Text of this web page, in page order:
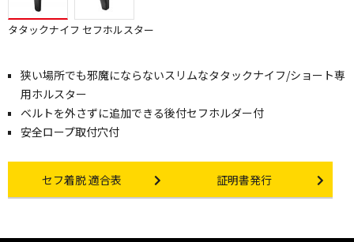
タタックナイフ セフホルスター
狭い場所でも邪魔にならないスリムなタタックナイフ/ショート専
用ホルスター
ベルトを外さずに追加できる後付セフホルダー付
安全ロープ取付穴付
Other link
セフ着脱 適合表 Certificate Issuance
証明書発行